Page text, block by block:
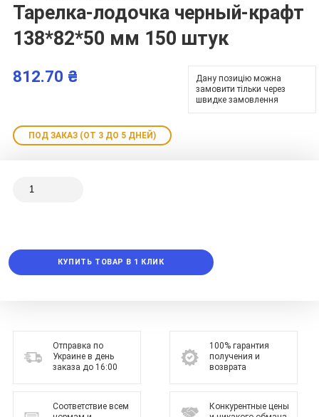
Тарелка-лодочка черный-крафт
138*82*50 мм 150 штук
812.70 ₴
Дану позицію можна
замовити тільки через
швидке замовлення
ПОД ЗАКАЗ (ОТ 3 ДО 5 ДНЕЙ)
КУПИТЬ ТОВАР В 1 КЛИК
Отправка по
Украине в день
заказа до 16:00
Соответствие всем
100% гарантия
получения и
возврата
Конкурентные цены